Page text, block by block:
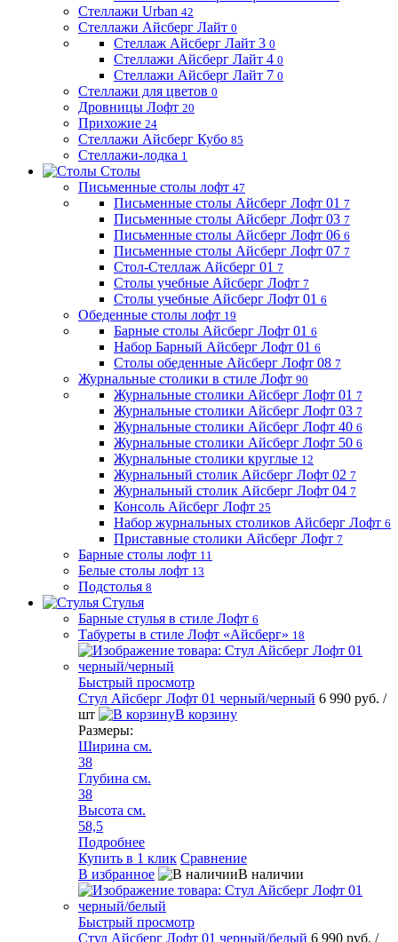
Стеллажи Urban 42
Стеллажи Айсберг Лайт 0
Стеллаж Айсберг Лайт 3 0
Стеллажи Айсберг Лайт 4 0
Стеллажи Айсберг Лайт 7 0
Стеллажи для цветов 0
Дровницы Лофт 20
Прихожие 24
Стеллажи Айсберг Кубо 85
Стеллажи-лодка 1
Столы
Письменные столы лофт 47
Письменные столы Айсберг Лофт 01 7
Письменные столы Айсберг Лофт 03 7
Письменные столы Айсберг Лофт 06 6
Письменные столы Айсберг Лофт 07 7
Стол-Стеллаж Айсберг 01 7
Столы учебные Айсберг Лофт 7
Столы учебные Айсберг Лофт 01 6
Обеденные столы лофт 19
Барные столы Айсберг Лофт 01 6
Набор Барный Айсберг Лофт 01 6
Столы обеденные Айсберг Лофт 08 7
Журнальные столики в стиле Лофт 90
Журнальные столики Айсберг Лофт 01 7
Журнальные столики Айсберг Лофт 03 7
Журнальные столики Айсберг Лофт 40 6
Журнальные столики Айсберг Лофт 50 6
Журнальные столики круглые 12
Журнальный столик Айсберг Лофт 02 7
Журнальный столик Айсберг Лофт 04 7
Консоль Айсберг Лофт 25
Набор журнальных столиков Айсберг Лофт 6
Приставные столики Айсберг Лофт 7
Барные столы лофт 11
Белые столы лофт 13
Подстолья 8
Стулья
Барные стулья в стиле Лофт 6
Табуреты в стиле Лофт «Айсберг» 18
Быстрый просмотр
Стул Айсберг Лофт 01 черный/черный 6 990 руб. /
шт
В корзину
Размеры:
Ширина см.
38
Глубина см.
38
Высота см.
58,5
Подробнее
Купить в 1 клик Сравнение
В избранное
В наличии
Быстрый просмотр
Стул Айсберг Лофт 01 черный/белый 6 990 руб. /